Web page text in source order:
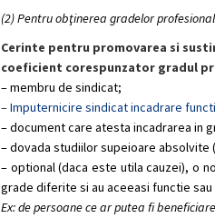
(2) Pentru obţinerea gradelor
Cerinte pentru promovarea si
coeficient corespunzator gradul
– membru de sindicat;
–Imputernicire sindicat incadrare
– document care atesta incadrarea in
– dovada studiilor supeioare absolvite
– optional (daca este utila cauzei), o
grade diferite si au aceeasi functie
Ex: de persoane ce ar putea fi